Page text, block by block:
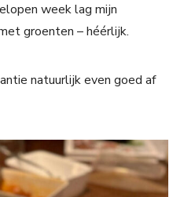
week lag mijn
groenten – héérlijk.
natuurlijk even goed af